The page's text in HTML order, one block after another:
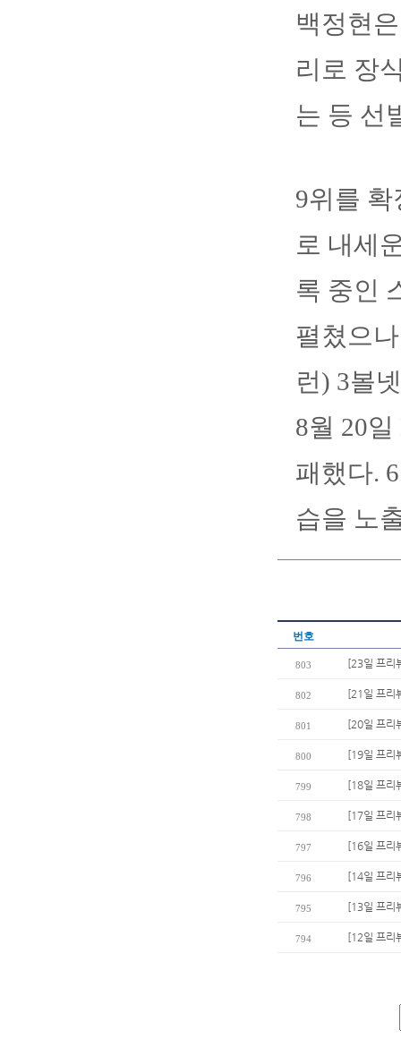
백정현
리로 장
는 등 선
9위를
로 내세
록 중인
펼쳤으
런) 3볼
8월 20
패했다.
습을 노
번호
803 [23일 프리
802 [21일 프리
801 [20일 프리
800 [19일 프리
799 [18일 프리
798 [17일 프리
797 [16일 프리
796 [14일 프리
795 [13일 프리
794 [12일 프리